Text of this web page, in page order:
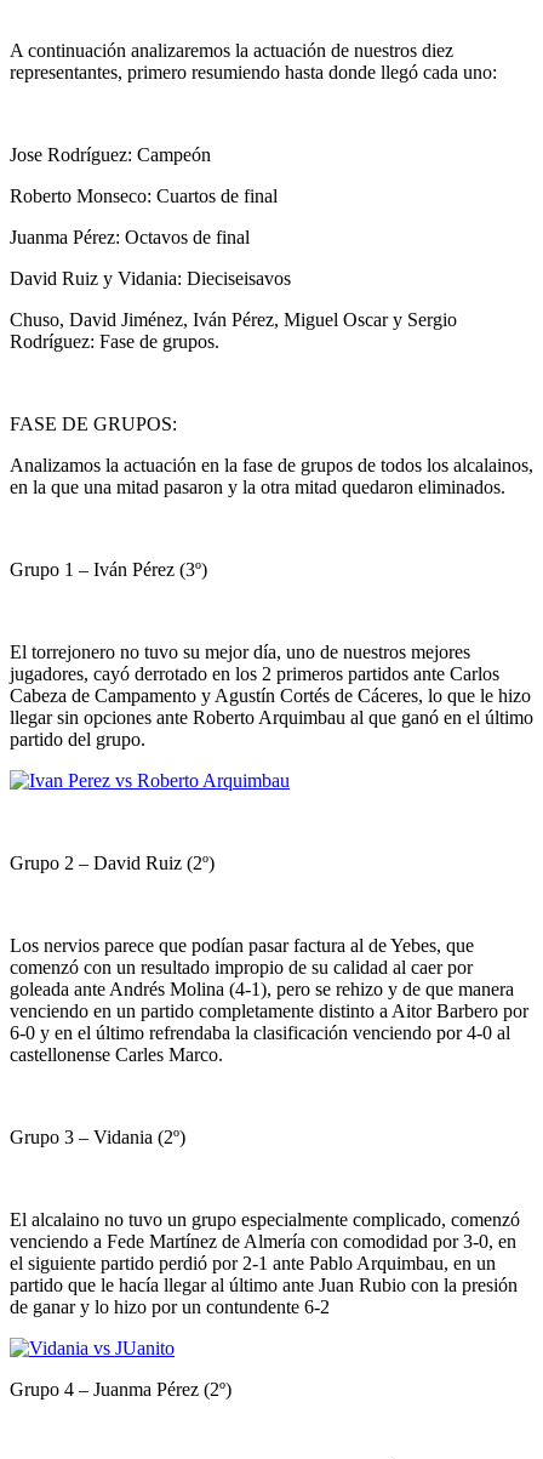
A continuación analizaremos la actuación de nuestros diez
representantes, primero resumiendo hasta donde llegó cada uno:
Jose Rodríguez: Campeón
Roberto Monseco: Cuartos de final
Juanma Pérez: Octavos de final
David Ruiz y Vidania: Dieciseisavos
Chuso, David Jiménez, Iván Pérez, Miguel Oscar y Sergio
Rodríguez: Fase de grupos.
FASE DE GRUPOS:
Analizamos la actuación en la fase de grupos de todos los alcalainos,
en la que una mitad pasaron y la otra mitad quedaron eliminados.
Grupo 1 – Iván Pérez (3º)
El torrejonero no tuvo su mejor día, uno de nuestros mejores
jugadores, cayó derrotado en los 2 primeros partidos ante Carlos
Cabeza de Campamento y Agustín Cortés de Cáceres, lo que le hizo
llegar sin opciones ante Roberto Arquimbau al que ganó en el último
partido del grupo.
Grupo 2 – David Ruiz (2º)
Los nervios parece que podían pasar factura al de Yebes, que
comenzó con un resultado impropio de su calidad al caer por
goleada ante Andrés Molina (4-1), pero se rehizo y de que manera
venciendo en un partido completamente distinto a Aitor Barbero por
6-0 y en el último refrendaba la clasificación venciendo por 4-0 al
castellonense Carles Marco.
Grupo 3 – Vidania (2º)
El alcalaino no tuvo un grupo especialmente complicado, comenzó
venciendo a Fede Martínez de Almería con comodidad por 3-0, en
el siguiente partido perdió por 2-1 ante Pablo Arquimbau, en un
partido que le hacía llegar al último ante Juan Rubio con la presión
de ganar y lo hizo por un contundente 6-2
Grupo 4 – Juanma Pérez (2º)